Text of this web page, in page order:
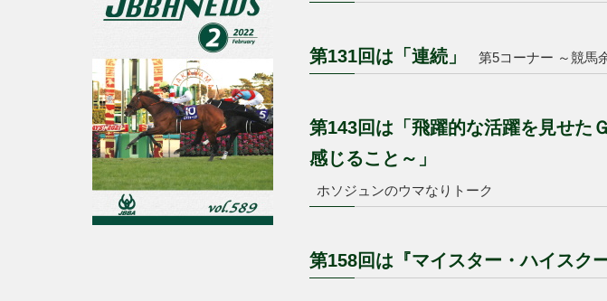
第131回は「連続」 第5コーナー ～競馬
第143回は「飛躍的な活躍を見せた
感じること～」
ホソジュンのウマなりトーク
第158回は『マイスター・ハイスク